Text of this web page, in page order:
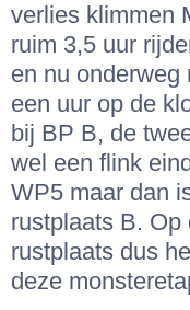
verlies klimmen
ruim 3,5 uur
en nu onderweg
een uur op de
bij BP B, de
wel een flink
WP5 maar dan
rustplaats B.
rustplaats dus
deze